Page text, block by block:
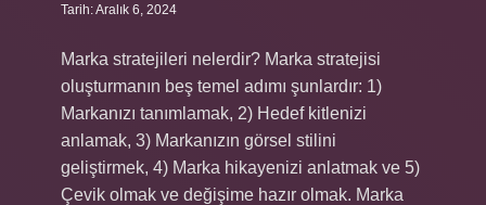
Tarih: Aralık 6, 2024
Marka stratejileri nelerdir? Marka stratejisi
oluşturmanın beş temel adımı şunlardır: 1)
Markanızı tanımlamak, 2) Hedef kitlenizi
anlamak, 3) Markanızın görsel stilini
geliştirmek, 4) Marka hikayenizi anlatmak ve 5)
Çevik olmak ve değişime hazır olmak. Marka